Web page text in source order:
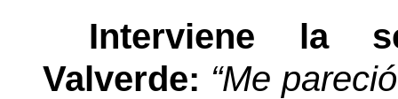
Interviene la
Valverde: “Me